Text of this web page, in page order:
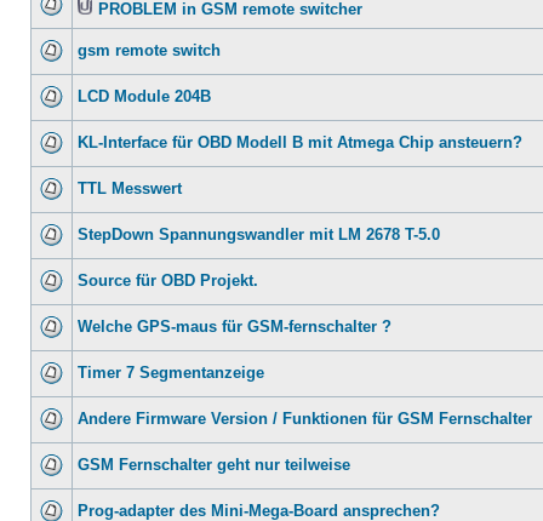
PROBLEM in GSM remote switcher
gsm remote switch
LCD Module 204B
KL-Interface für OBD Modell B mit Atmega Chip ansteuern?
TTL Messwert
StepDown Spannungswandler mit LM 2678 T-5.0
Source für OBD Projekt.
Welche GPS-maus für GSM-fernschalter ?
Timer 7 Segmentanzeige
Andere Firmware Version / Funktionen für GSM Fernschalter
GSM Fernschalter geht nur teilweise
Prog-adapter des Mini-Mega-Board ansprechen?